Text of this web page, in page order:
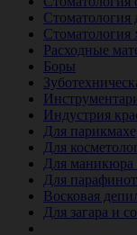
Стоматология
Стоматология
Расходные
Боры
Индустрия
Для
Для
Для маникюра
Для
Восковая
Для загара и